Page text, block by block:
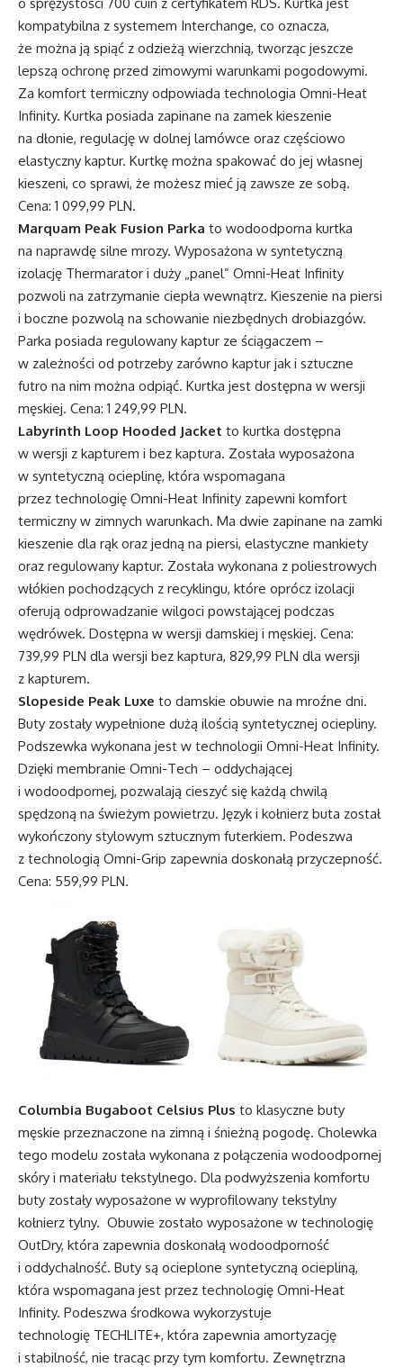
kompatybilna z systemem Interchange, co oznacza,
że można ją spiąć z odzieżą wierzchnią, tworząc jeszcze
lepszą ochronę przed zimowymi warunkami pogodowymi.
Za komfort termiczny odpowiada technologia Omni-Heat
Infinity. Kurtka posiada zapinane na zamek kieszenie
na dłonie, regulację w dolnej lamówce oraz częściowo
elastyczny kaptur. Kurtkę można spakować do jej własnej
kieszeni, co sprawi, że możesz mieć ją zawsze ze sobą.
Cena: 1 099,99 PLN.
Marquam Peak Fusion Parka to wodoodporna kurtka
na naprawdę silne mrozy. Wyposażona w syntetyczną
izolację Thermarator i duży „panel” Omni-Heat Infinity
pozwoli na zatrzymanie ciepła wewnątrz. Kieszenie na piersi
i boczne pozwolą na schowanie niezbędnych drobiazgów.
Parka posiada regulowany kaptur ze ściągaczem –
w zależności od potrzeby zarówno kaptur jak i sztuczne
futro na nim można odpiąć. Kurtka jest dostępna w wersji
męskiej. Cena: 1 249,99 PLN.
Labyrinth Loop Hooded Jacket to kurtka dostępna
w wersji z kapturem i bez kaptura. Została wyposażona
w syntetyczną ocieplinę, która wspomagana
przez technologię Omni-Heat Infinity zapewni komfort
termiczny w zimnych warunkach. Ma dwie zapinane na zamki
kieszenie dla rąk oraz jedną na piersi, elastyczne mankiety
oraz regulowany kaptur. Została wykonana z poliestrowych
włókien pochodzących z recyklingu, które oprócz izolacji
oferują odprowadzanie wilgoci powstającej podczas
wędrówek. Dostępna w wersji damskiej i męskiej. Cena:
739,99 PLN dla wersji bez kaptura, 829,99 PLN dla wersji
z kapturem.
Slopeside Peak Luxe to damskie obuwie na mroźne dni.
Buty zostały wypełnione dużą ilością syntetycznej ociepliny.
Podszewka wykonana jest w technologii Omni-Heat Infinity.
Dzięki membranie Omni-Tech – oddychającej
i wodoodpornej, pozwalają cieszyć się każdą chwilą
spędzoną na świeżym powietrzu. Język i kołnierz buta został
wykończony stylowym sztucznym futerkiem. Podeszwa
z technologią Omni-Grip zapewnia doskonałą przyczepność.
Cena: 559,99 PLN.
Columbia Bugaboot Celsius Plus to klasyczne buty
męskie przeznaczone na zimną i śnieżną pogodę. Cholewka
tego modelu została wykonana z połączenia wodoodpornej
skóry i materiału tekstylnego. Dla podwyższenia komfortu
buty zostały wyposażone w wyprofilowany tekstylny
kołnierz tylny. Obuwie zostało wyposażone w technologię
OutDry, która zapewnia doskonałą wodoodporność
i oddychalność. Buty są ocieplone syntetyczną ociepliną,
która wspomagana jest przez technologię Omni-Heat
Infinity. Podeszwa środkowa wykorzystuje
technologię TECHLITE+, która zapewnia amortyzację
i stabilność, nie tracąc przy tym komfortu. Zewnętrzna